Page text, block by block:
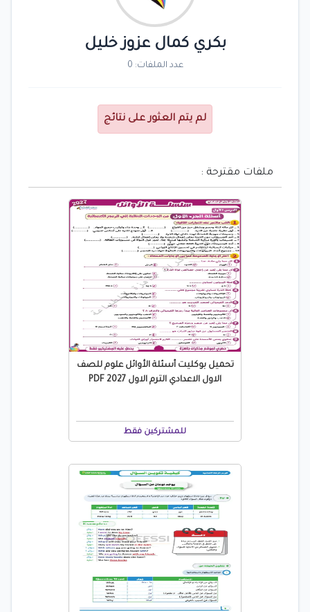
بكري كمال عزوز خليل
عدد الملفات: 0
لم يتم العثور على نتائج
ملفات مقترحة :
تحميل بوكليت أسئلة الأوائل علوم للصف
الاول الاعدادي الترم الاول 2027 PDF
للمشتركين فقط